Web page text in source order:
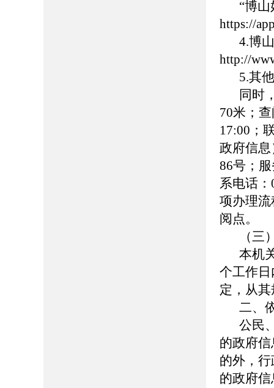
“博
https://
4.博
http://
5.其
同时
70米；
17:00；
政府信
86号；
系电话
项办理
阅点。
（三
本机
个工作
定，从
二、
公民
的政府
的外，
的政府